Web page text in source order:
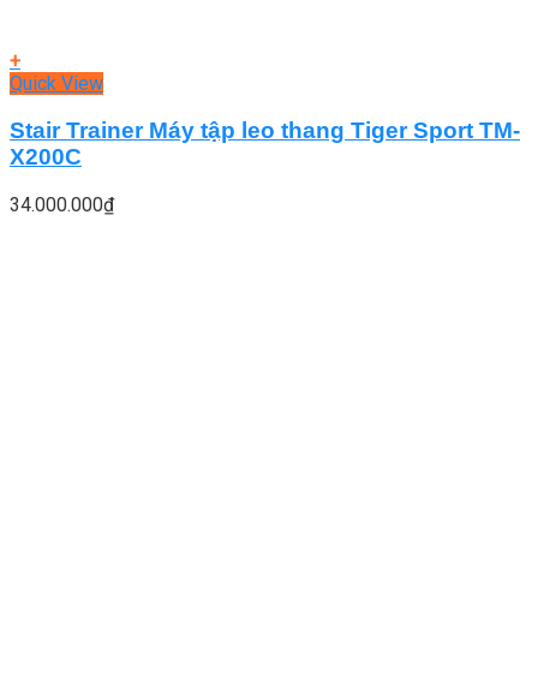
+
Quick View
Stair Trainer Máy tập leo thang Tiger Sport TM-
X200C
34.000.000₫